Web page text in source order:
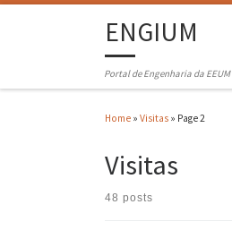
ENGIUM
Portal de Engenharia da EEUM
Home » Visitas » Page 2
Visitas
48 posts